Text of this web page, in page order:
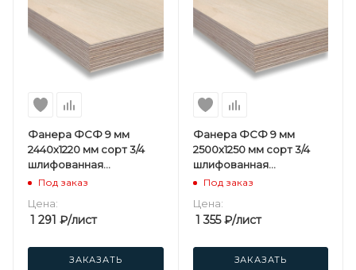
Фанера ФСФ 9 мм
2440х1220 мм сорт 3/4
шлифованная
березовая
Под заказ
Цена:
1 291 ₽/лист
ЗАКАЗАТЬ
Фанера ФСФ 9 мм
2500х1250 мм сорт 3/4
шлифованная
березовая
Под заказ
Цена:
1 355₽/лист
ЗАКАЗАТЬ